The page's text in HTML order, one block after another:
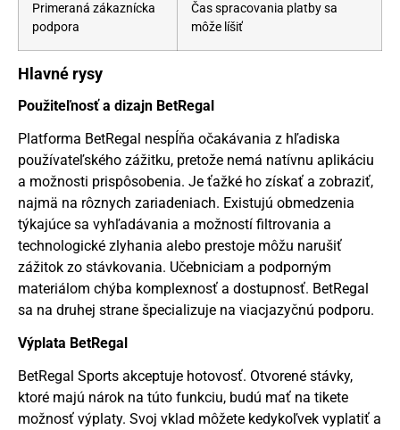
Primeraná zákaznícka
podpora
Čas spracovania platby sa
môže líšiť
Hlavné rysy
Použiteľnosť a dizajn BetRegal
Platforma BetRegal nespĺňa očakávania z hľadiska
používateľského zážitku, pretože nemá natívnu aplikáciu
a možnosti prispôsobenia. Je ťažké ho získať a zobraziť,
najmä na rôznych zariadeniach. Existujú obmedzenia
týkajúce sa vyhľadávania a možností filtrovania a
technologické zlyhania alebo prestoje môžu narušiť
zážitok zo stávkovania. Učebniciam a podporným
materiálom chýba komplexnosť a dostupnosť. BetRegal
sa na druhej strane špecializuje na viacjazyčnú podporu.
Výplata BetRegal
BetRegal Sports akceptuje hotovosť. Otvorené stávky,
ktoré majú nárok na túto funkciu, budú mať na tikete
možnosť výplaty. Svoj vklad môžete kedykoľvek vyplatiť a